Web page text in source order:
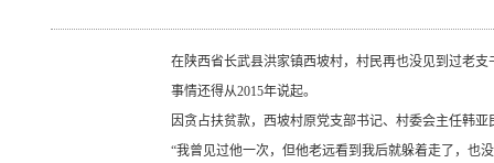
在陕西省长武县洪家镇西坡村，村民再也没见到过老
事情还得从2015年说起。
因贪占扶贫款，西坡村原党支部书记、村委会主任韩
“我曾见过他一次，但他老远看到我后就躲着走了，也